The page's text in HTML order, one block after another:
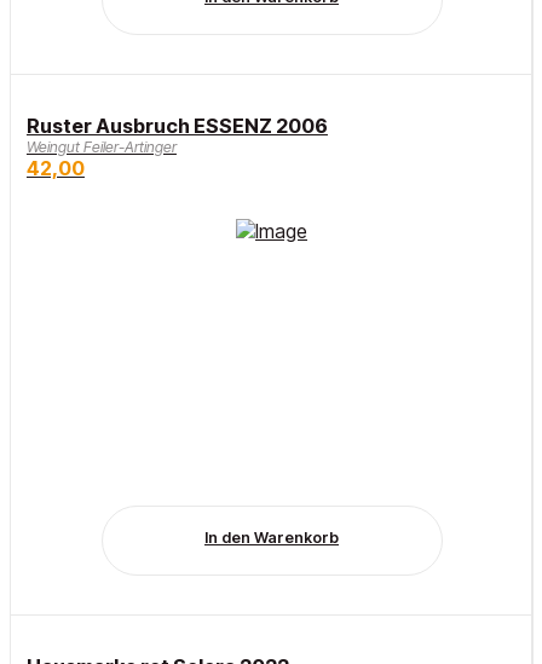
Ruster Ausbruch ESSENZ 2006
Weingut Feiler-Artinger
42,00
In den Warenkorb